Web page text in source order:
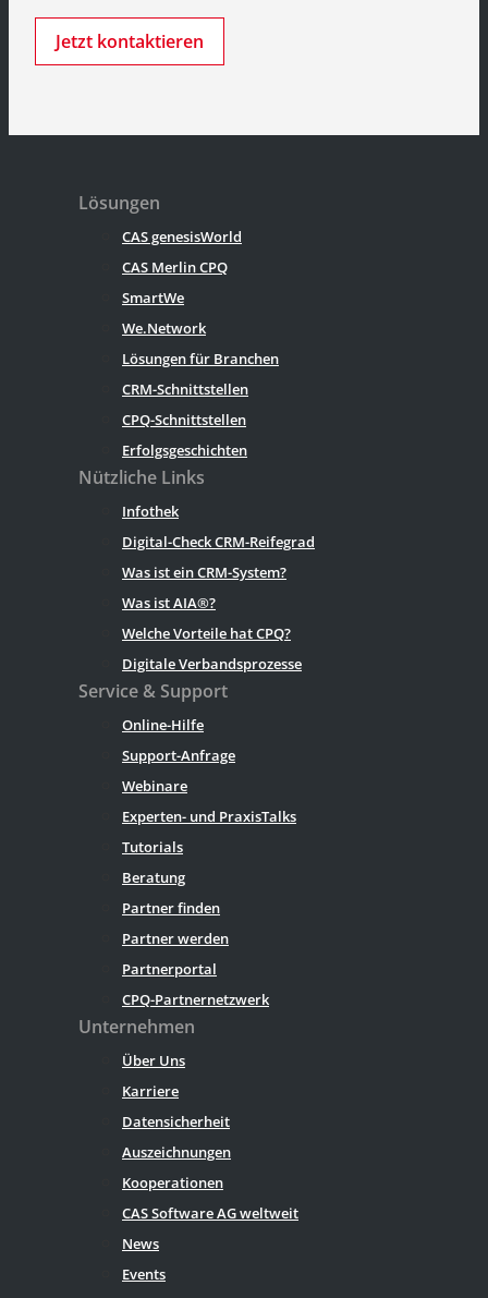
Jetzt kontaktieren
Lösungen
CAS genesisWorld
CAS Merlin CPQ
SmartWe
We.Network
Lösungen für Branchen
CRM-Schnittstellen
CPQ-Schnittstellen
Erfolgsgeschichten
Nützliche Links
Infothek
Digital-Check CRM-Reifegrad
Was ist ein CRM-System?
Was ist AIA®?
Welche Vorteile hat CPQ?
Digitale Verbandsprozesse
Service & Support
Online-Hilfe
Support-Anfrage
Webinare
Experten- und PraxisTalks
Tutorials
Beratung
Partner finden
Partner werden
Partnerportal
CPQ-Partnernetzwerk
Unternehmen
Über Uns
Karriere
Datensicherheit
Auszeichnungen
Kooperationen
CAS Software AG weltweit
News
Events